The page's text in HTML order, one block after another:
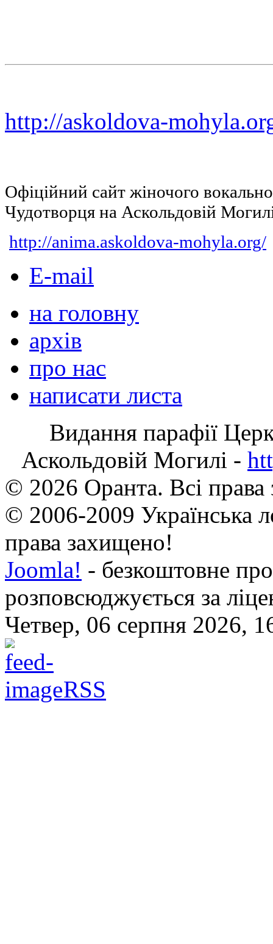
http://askoldova-
Офіційний сайт жіночого
Чудотворця на Аскольдовій
http://anima.askoldova-mohyla.org/
E-mail
на головну
архів
про нас
написати листа
Видання парафії
Аскольдовій Могилі -
© 2026 Оранта. Всі
© 2006-2009 Українська
права захищено!
Joomla! - безкоштовне
розповсюджується за
Четвер, 06 серпня 2026,
RSS